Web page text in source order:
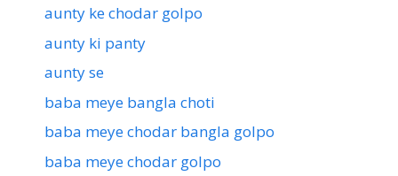
aunty ke chodar golpo
aunty ki panty
aunty se
baba meye bangla choti
baba meye chodar bangla golpo
baba meye chodar golpo